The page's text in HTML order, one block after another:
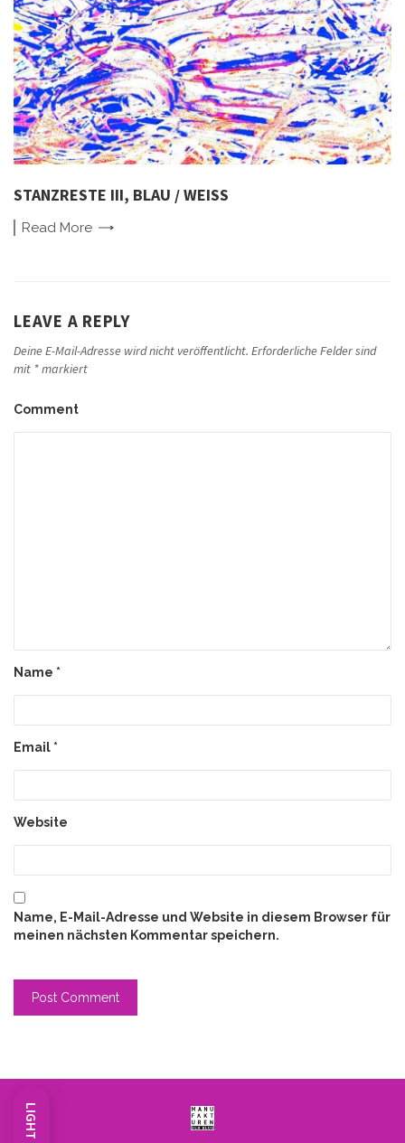
LIGHT
STANZRESTE III, BLAU / WEISS
Read More
LEAVE A REPLY
Deine E-Mail-Adresse wird nicht veröffentlicht. Erforderliche Felder sind
mit *markiert
Comment
Name *
Email *
Website
Name, E-Mail-Adresse und Website in diesem Browser für
meinen nächsten Kommentar speichern.